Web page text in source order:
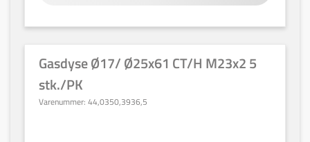
Gasdyse Ø17/ Ø25x61 CT/H M23x2 5
stk./PK
Varenummer: 44,0350,3936,5